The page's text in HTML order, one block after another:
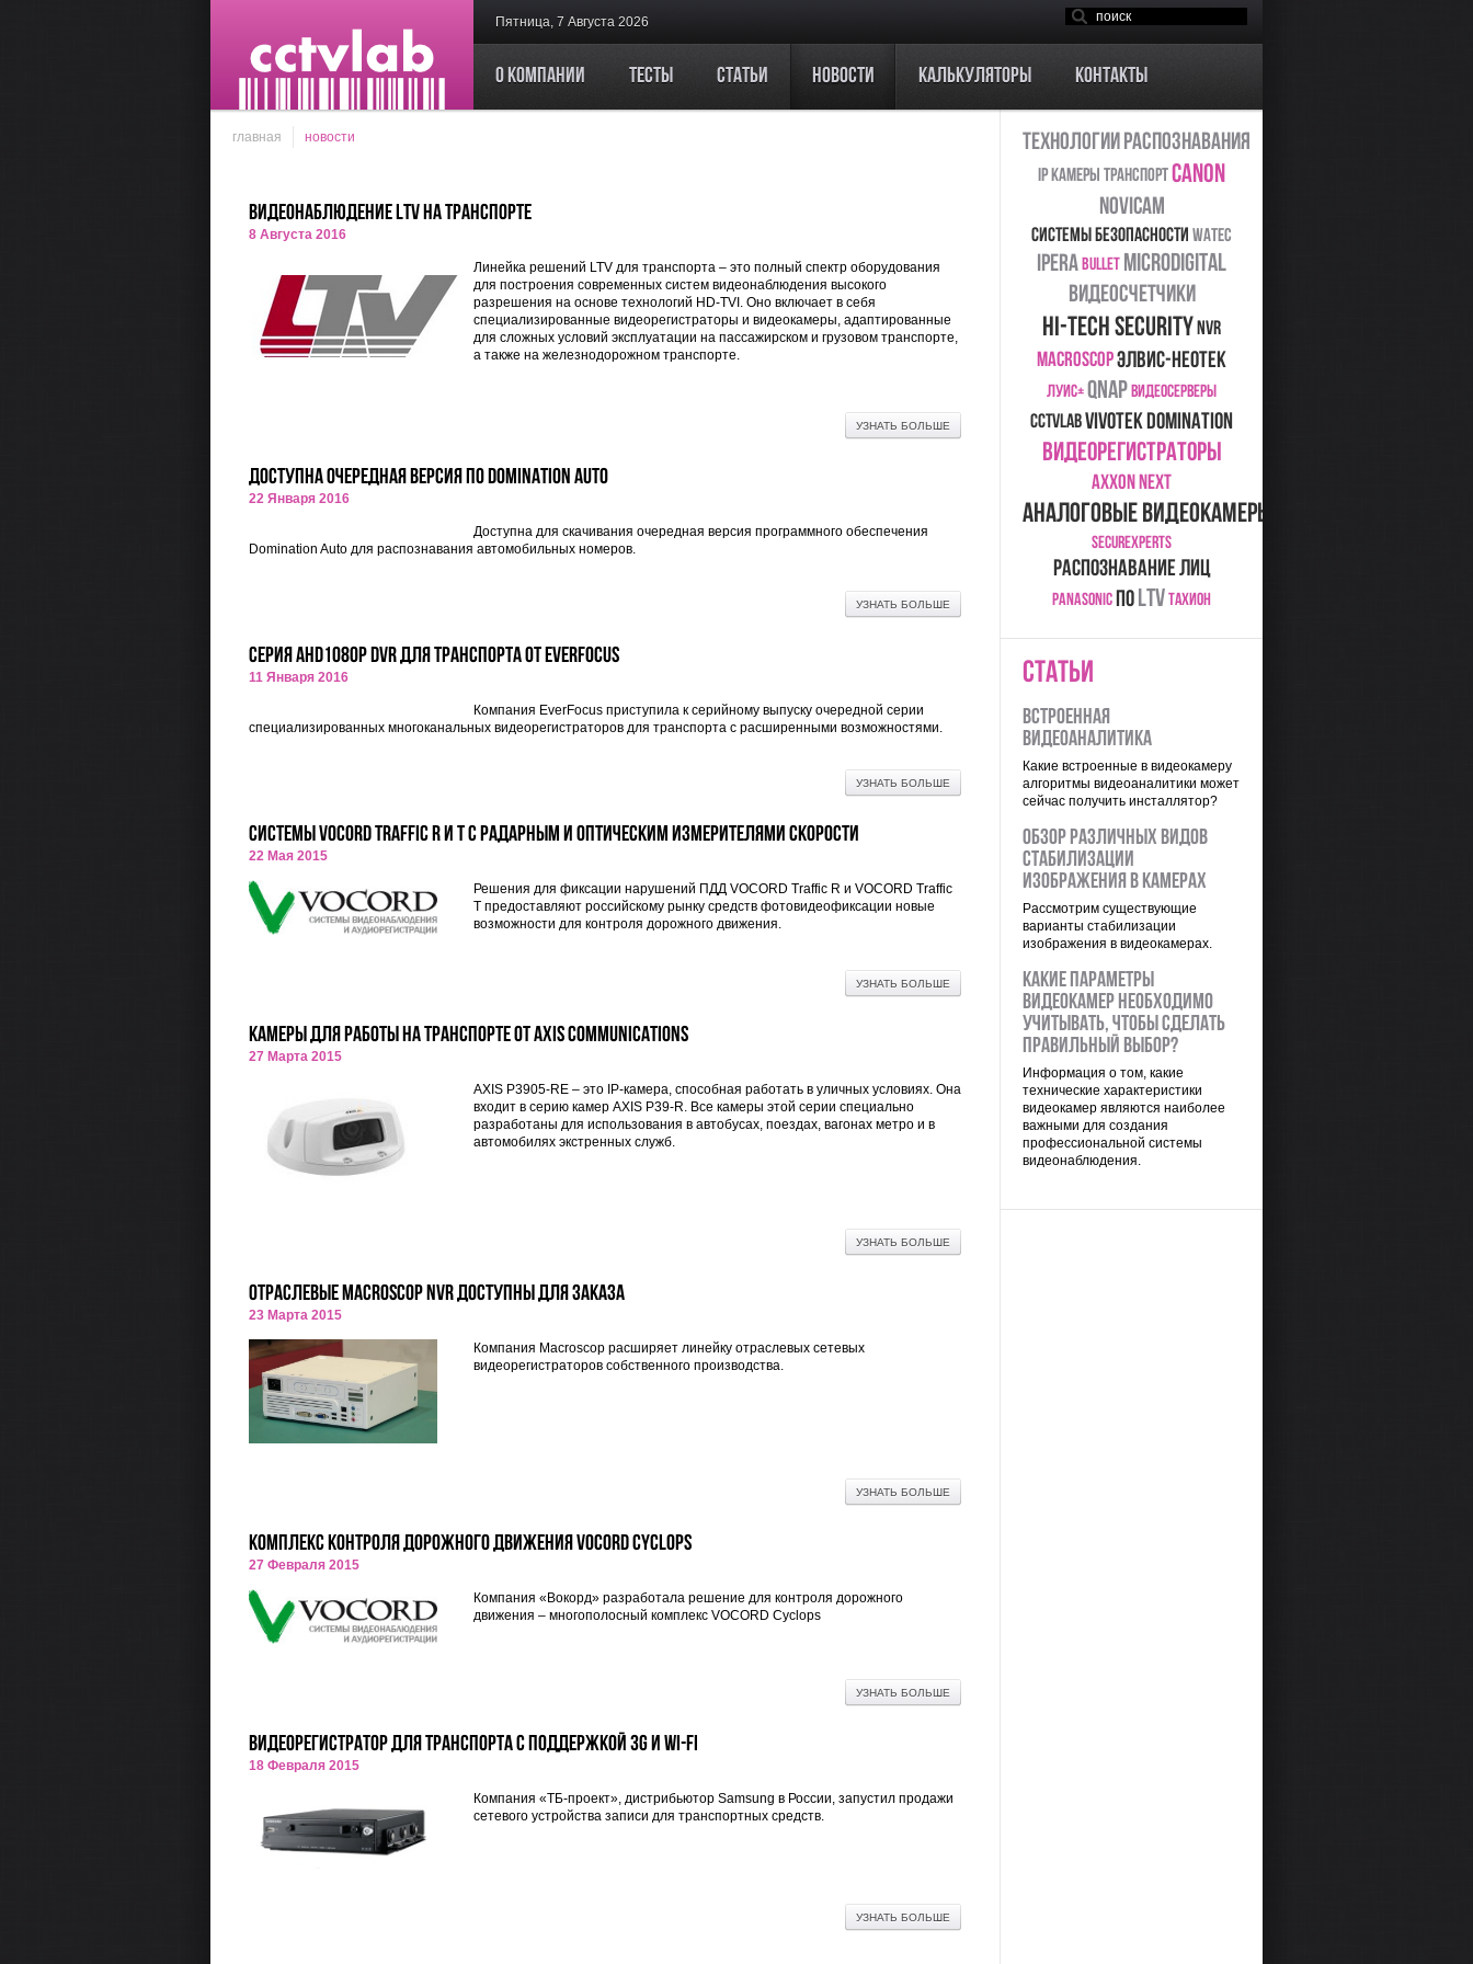
Пятница, 7 Августа 2026
О компании Тесты Статьи Новости Калькуляторы Контакты
главная новости
Видеонаблюдение LTV на транспорте
8 Августа 2016
Линейка решений LTV для транспорта – это полный спектр оборудования
для построения современных систем видеонаблюдения высокого
разрешения на основе технологий HD-TVI. Оно включает в себя
специализированные видеорегистраторы и видеокамеры, адаптированные
для сложных условий эксплуатации на пассажирском и грузовом транспорте,
а также на железнодорожном транспорте.
УЗНАТЬ БОЛЬШЕ
Доступна очередная версия ПО Domination Auto
22 Января 2016
Доступна для скачивания очередная версия программного обеспечения
Domination Auto для распознавания автомобильных номеров.
УЗНАТЬ БОЛЬШЕ
Серия AHD1080p DVR для транспорта от EverFocus
11 Января 2016
Компания EverFocus приступила к серийному выпуску очередной серии
специализированных многоканальных видеорегистраторов для транспорта с расширенными возможностями.
УЗНАТЬ БОЛЬШЕ
Cистемы VOCORD Traffic R и T с радарным и оптическим измерителями скорости
22 Мая 2015
Решения для фиксации нарушений ПДД VOCORD Traffic R и VOCORD Traffic
Т предоставляют российскому рынку средств фотовидеофиксации новые
возможности для контроля дорожного движения.
УЗНАТЬ БОЛЬШЕ
Камеры для работы на транспорте от Axis Communications
27 Марта 2015
AXIS P3905-RE – это IP-камера, способная работать в уличных условиях. Она
входит в серию камер AXIS P39-R. Все камеры этой серии специально
разработаны для использования в автобусах, поездах, вагонах метро и в
автомобилях экстренных служб.
УЗНАТЬ БОЛЬШЕ
Отраслевые Macroscop NVR доступны для заказа
23 Марта 2015
Компания Macroscop расширяет линейку отраслевых сетевых
видеорегистраторов собственного производства.
УЗНАТЬ БОЛЬШЕ
Комплекс контроля дорожного движения VOCORD Cyclops
27 Февраля 2015
Компания «Вокорд» разработала решение для контроля дорожного
движения – многополосный комплекс VOCORD Cyclops
УЗНАТЬ БОЛЬШЕ
Видеорегистратор для транспорта с поддержкой 3G и Wi-Fi
18 Февраля 2015
Компания «ТБ-проект», дистрибьютор Samsung в России, запустил продажи
сетевого устройства записи для транспортных средств.
УЗНАТЬ БОЛЬШЕ
Технологии Распознавания
ip камеры транспортCanon
Novicam
Системы безопасности Watec
ipera Bullet MICRODIGITAL
видеосчетчики
Hi-Tech Security NVR
MacroscopЭЛВИС-НеоТек
ЛУИС+QNAP видеосерверы
CCTVLabVivotek Domination
видеорегистраторы
Axxon Next
аналоговые видеокамеры
SecureXperts
распознавание лиц
Panasonic ПОLTVТахион
СТАТЬИ
Встроенная
видеоаналитика
Какие встроенные в видеокамеру
алгоритмы видеоаналитики может
сейчас получить инсталлятор?
Обзор различных видов
стабилизации
изображения в камерах
Рассмотрим существующие
варианты стабилизации
изображения в видеокамерах.
Какие параметры
видеокамер необходимо
учитывать, чтобы сделать
правильный выбор?
Информация о том, какие
технические характеристики
видеокамер являются наиболее
важными для создания
профессиональной системы
видеонаблюдения.